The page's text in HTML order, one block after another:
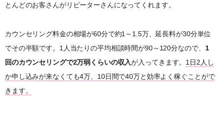
とんどのお客さんがリピーターさんになってくれます。
カウンセリング料金の相場が60分で約1～1.5万、延長料が30分単位
でその半額です。1人当たりの平均相談時間が90～120分なので、 1
回のカウンセリングで2万弱くらいの収入が入ってきます。 1日2人し
か申し込みが来なくても4万、10日間で40万と効率よく稼ぐことがで
きます。